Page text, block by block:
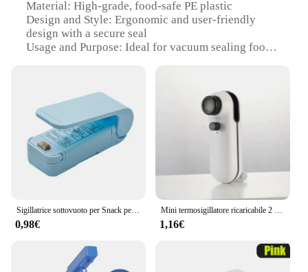
Material: High-grade, food-safe PE plastic
Design and Style: Ergonomic and user-friendly
design with a secure seal
Usage and Purpose: Ideal for vacuum sealing food
Shape or Size or Weight or Quantity: Available in
various sizes to accommodate different food items
Parts and Accessories: Includes a durable saldatrice
sacchetti machine and a set of accessories for
efficient food preservation
**Enhanced Food Preservation**
appliance that is designed to keep your food fresh
for longer periods. This vacuum sealer machine is
Sigillatrice sottovuoto per Snack per alimenti automatica portatile sigillatrice per Snack per alimenti accessori da cucina sigillatrice per alimenti sottovuoto
0,98€
Mini termosigillatore ricaricabile 2 In 1 Bag, sacchetto di immagazzinaggio pacchetto di plastica Snack Sealer Clip Bag termosigillatore portatile, sacchetto di plastica USB
1,16€